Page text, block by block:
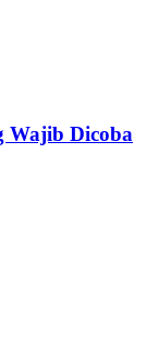
Wajib Dicoba